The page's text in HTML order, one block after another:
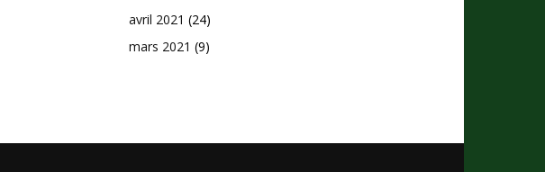
avril 2021 (24)
mars 2021 (9)